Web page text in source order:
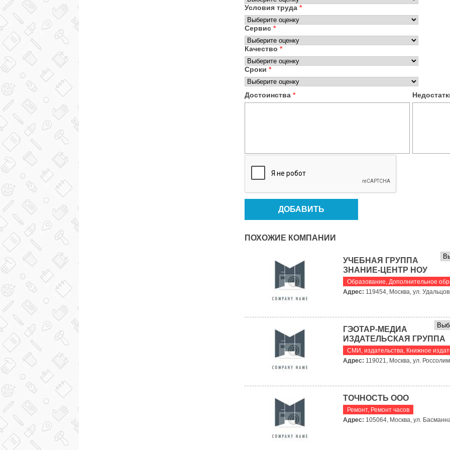
Условия труда *
Сервис *
Качество *
Сроки *
Достоинства *
ПОХОЖИЕ КОМПАНИИ
УЧЕБНАЯ ГРУППА
ЗНАНИЕ-ЦЕНТР НОУ
Образование, Дополнительное
Адрес: 119454, Москва, ул.
ГЭОТАР-МЕДИА
ИЗДАТЕЛЬСКАЯ ГРУППА
СМИ, издательства, Книжное
Адрес: 119021, Москва, ул.
ТОЧНОСТЬ ООО
Ремонт, Ремонт часов
Адрес: 105064, Москва, ул.